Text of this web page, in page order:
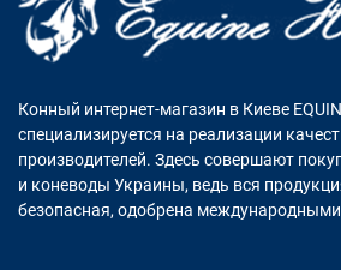
Конный интернет-магазин в Киеве
специализируется на реализации
производителей. Здесь совершают
и коневоды Украины, ведь вся
безопасная, одобрена